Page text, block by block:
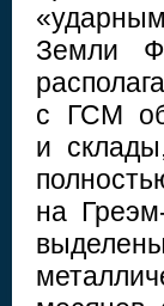
Земли
с ГСМ
и
на